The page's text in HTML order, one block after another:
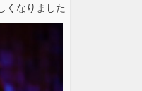
くなりました